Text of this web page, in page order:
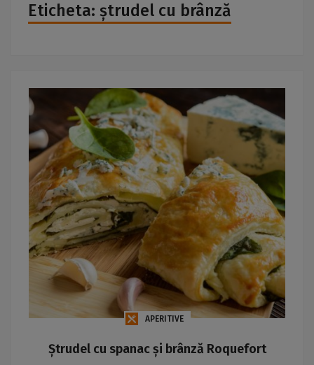
Eticheta: ștrudel cu brânză
APERITIVE
Ștrudel cu spanac și brânză Roquefort